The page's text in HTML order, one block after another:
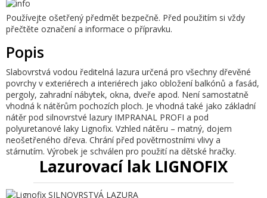
Používejte ošetřený předmět bezpečně. Před použitím si vždy
přečtěte označení a informace o přípravku.
Popis
Slabovrstvá vodou ředitelná lazura určená pro všechny dřevěné
povrchy v exteriérech a interiérech jako obložení balkónů a fasád,
pergoly, zahradní nábytek, okna, dveře apod. Není samostatně
vhodná k nátěrům pochozích ploch. Je vhodná také jako základní
nátěr pod silnovrstvé lazury IMPRANAL PROFI a pod
polyuretanové laky Lignofix. Vzhled nátěru – matný, dojem
neošetřeného dřeva. Chrání před povětrnostními vlivy a
stárnutím. Výrobek je schválen pro použití na dětské hračky.
Lazurovací lak LIGNOFIX